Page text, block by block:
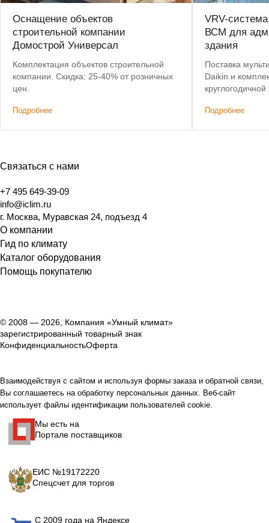
Оснащение объектов
строительной компании
Домострой Универсал
Комплектация объектов строительной
компании. Скидка: 25-40% от розничных
цен.
Подробнее
VRV-
ВСМ для
здания
Поставка
Daikin и
Подробнее
Связаться с нами
+7 495 649-39-09
info@iclim.ru
г. Москва, Муравская 24, подъезд 4
О компании
Гид по климату
Каталог оборудования
Помощь покупателю
© 2008 — 2026, Компания «Умный климат»
зарегистрированный товарный знак
КонфиденциальностьОферта
Взаимодействуя с сайтом и используя формы заказа и обратной связи,
Вы соглашаетесь на обработку персональных данных. Веб-сайт
использует файлы идентификации пользователей cookie.
Мы есть на
Портале поставщиков
ЕИС №19172220
Спецсчет для торгов
С 2009 года на Яндексе